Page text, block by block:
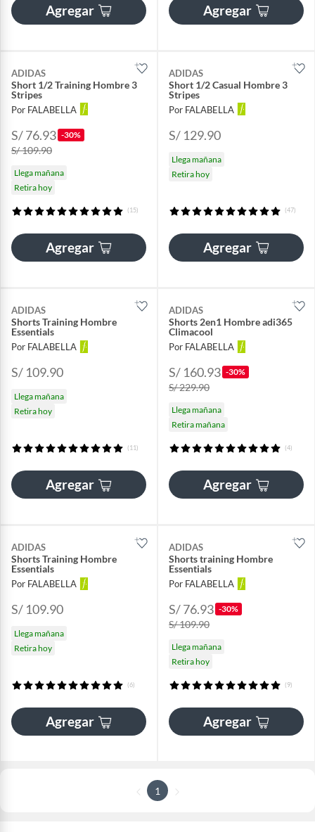
Agregar Agregar
ADIDAS
Short 1/2 Training Hombre 3
Stripes
Por FALABELLA
S/ 76.93 -30%
S/ 109.90
Llega mañana
Retira hoy
(15)
Agregar
ADIDAS
Short 1/2 Casual Hombre 3
Stripes
Por FALABELLA
S/ 129.90
Llega mañana
Retira hoy
(47)
Agregar
ADIDAS
Shorts Training Hombre
Essentials
Por FALABELLA
S/ 109.90
Llega mañana
Retira hoy
(11)
Agregar
ADIDAS
Shorts 2en1 Hombre adi365
Climacool
Por FALABELLA
S/ 160.93 -30%
S/ 229.90
Llega mañana
Retira mañana
(4)
Agregar
ADIDAS
Shorts Training Hombre
Essentials
Por FALABELLA
S/ 109.90
Llega mañana
Retira hoy
(6)
Agregar
ADIDAS
Shorts training Hombre
Essentials
Por FALABELLA
S/ 76.93 -30%
S/ 109.90
Llega mañana
Retira hoy
(9)
Agregar
1